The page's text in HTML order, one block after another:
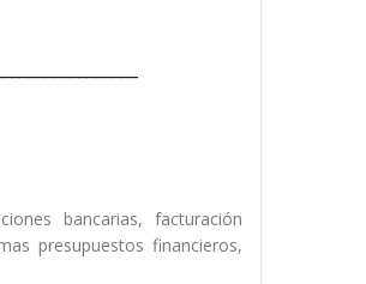
bancarias, facturación
presupuestos financieros,